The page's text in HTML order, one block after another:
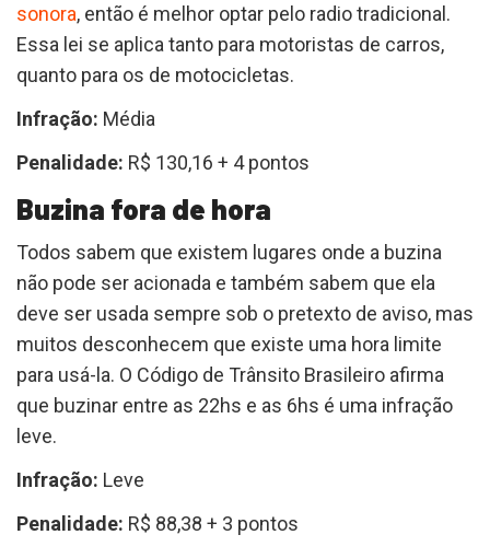
sonora, então é melhor optar pelo radio tradicional.
Essa lei se aplica tanto para motoristas de carros,
quanto para os de motocicletas.
Infração: Média
Penalidade: R$ 130,16 + 4 pontos
Buzina fora de hora
Todos sabem que existem lugares onde a buzina
não pode ser acionada e também sabem que ela
deve ser usada sempre sob o pretexto de aviso, mas
muitos desconhecem que existe uma hora limite
para usá-la. O Código de Trânsito Brasileiro afirma
que buzinar entre as 22hs e as 6hs é uma infração
leve.
Infração: Leve
Penalidade: R$ 88,38 + 3 pontos